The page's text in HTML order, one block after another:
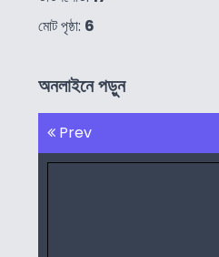
মোট পৃষ্ঠা: 6
অনলাইনে পড়ুন
Prev